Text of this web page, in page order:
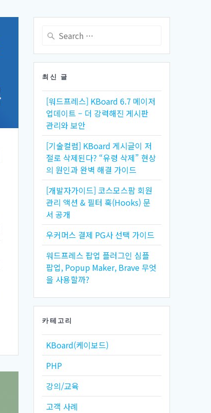
Search
for:
최신 글
[워드프레스] KBoard 6.7 메이저
업데이트 – 더 강력해진 게시판
관리와 보안
[기술컬럼] KBoard 게시글이 저
절로 삭제된다? “유령 삭제” 현상
의 원인과 완벽 해결 가이드
[개발자가이드] 코스모스팜 회원
관리 액션 & 필터 훅(Hooks) 문
서 공개
우커머스 결제 PG사 선택 가이드
워드프레스 팝업 플러그인 심플
팝업, Popup Maker, Brave 무엇
을 사용할까?
카테고리
KBoard(케이보드)
PHP
강의/교육
고객 사례